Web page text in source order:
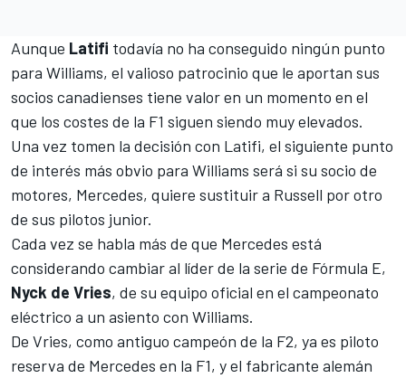
Aunque Latifi todavía no ha conseguido ningún punto
para Williams, el valioso patrocinio que le aportan sus
socios canadienses tiene valor en un momento en el
que los costes de la F1 siguen siendo muy elevados.
Una vez tomen la decisión con Latifi, el siguiente punto
de interés más obvio para Williams será si su socio de
motores, Mercedes, quiere sustituir a Russell por otro
de sus pilotos junior.
Cada vez se habla más de que Mercedes está
considerando cambiar al líder de la serie de Fórmula E,
Nyck de Vries, de su equipo oficial en el campeonato
eléctrico a un asiento con Williams.
De Vries, como antiguo campeón de la F2, ya es piloto
reserva de Mercedes en la F1, y el fabricante alemán